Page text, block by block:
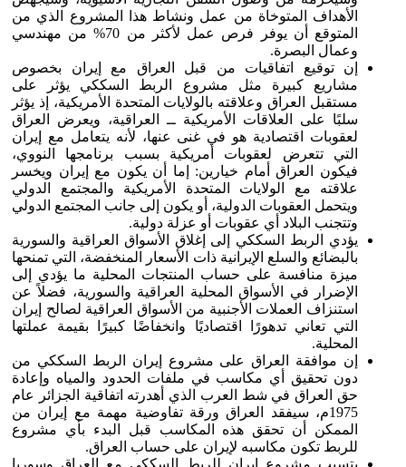
الأهداف المتوخاة من عمل ونشاط هذا المشروع الذي من
المتوقع أن يوفر فرص عمل لأكثر من 70% من مهندسي
وعمال البصرة.
إن توقيع اتفاقيات من قبل العراق مع إيران بخصوص
مشاريع كبيرة مثل مشروع الربط السككي يؤثر على
مستقبل العراق وعلاقته بالولايات المتحدة الأمريكية، إذ يؤثر
سلبًا على العلاقات الأمريكية ــ العراقية، ويعرض العراق
لعقوبات اقتصادية هو في غنى عنها، لأنه يتعامل مع إيران
التي تتعرض لعقوبات أمريكية بسبب برنامجها النووي،
فيكون العراق أمام خيارين: إما أن يكون مع إيران ويخسر
علاقته مع الولايات المتحدة الأمريكية والمجتمع الدولي
ويتحمل العقوبات الدولية، أو يكون إلى جانب المجتمع الدولي
وتتجنب البلاد أي عقوبات أو عزلة دولية.
يؤدي الربط السككي إلى إغلاق الأسواق العراقية والسورية
بالبضائع والسلع الإيرانية ذات الأسعار المنخفضة، التي تمنحها
ميزة منافسة على حساب المنتجات المحلية ما يؤدي إلى
الإضرار في الأسواق المحلية العراقية والسورية، فضلاً عن
استنزاف العملات الأجنبية من الأسواق العراقية لصالح إيران
التي تعاني تدهورًا اقتصاديًا وانخفاضًا كبيرًا بقيمة عملتها
المحلية.
إن موافقة العراق على مشروع إيران الربط السككي من
دون تحقيق أي مكاسب في ملفات الحدود والمياه وإعادة
حق العراق في شط العرب الذي أهدرته اتفاقية الجزائر عام
1975م، سيفقد العراق ورقة تفاوضية مهمة مع إيران من
الممكن أن تحقق هذه المكاسب قبل البدء بأي مشروع
للربط تكون مكاسبه لإيران على حساب العراق.